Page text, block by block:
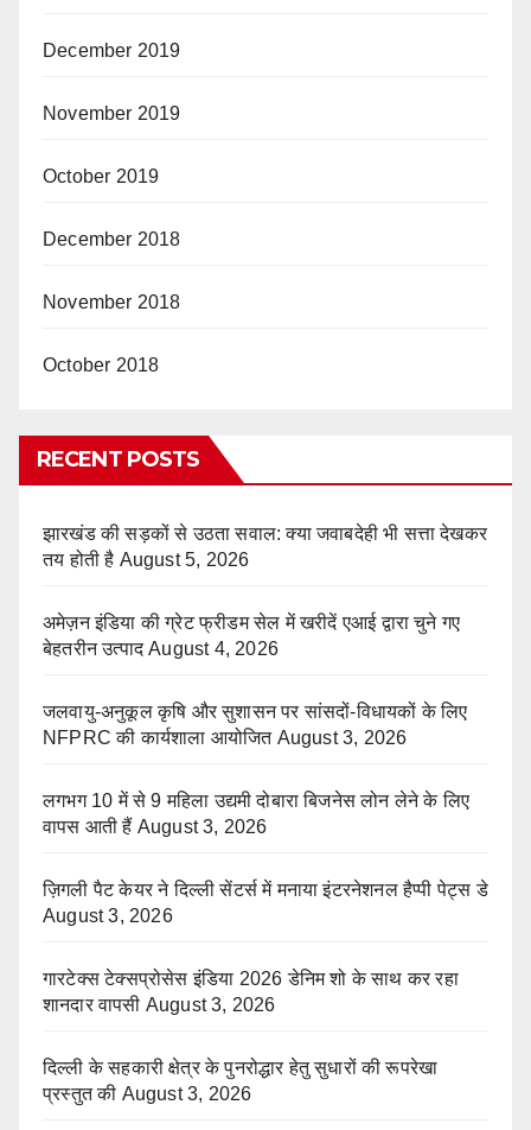
December 2019
November 2019
October 2019
December 2018
November 2018
October 2018
RECENT POSTS
झारखंड की सड़कों से उठता सवाल: क्या जवाबदेही भी सत्ता देखकर
तय होती है August 5, 2026
अमेज़न इंडिया की ग्रेट फ्रीडम सेल में खरीदें एआई द्वारा चुने गए
बेहतरीन उत्पाद August 4, 2026
जलवायु-अनुकूल कृषि और सुशासन पर सांसदों-विधायकों के लिए
NFPRC की कार्यशाला आयोजित August 3, 2026
लगभग 10 में से 9 महिला उद्यमी दोबारा बिजनेस लोन लेने के लिए
वापस आती हैं August 3, 2026
ज़िगली पैट केयर ने दिल्ली सेंटर्स में मनाया इंटरनेशनल हैप्पी पेट्स डे
August 3, 2026
गारटेक्स टेक्सप्रोसेस इंडिया 2026 डेनिम शो के साथ कर रहा
शानदार वापसी August 3, 2026
दिल्ली के सहकारी क्षेत्र के पुनरोद्धार हेतु सुधारों की रूपरेखा
प्रस्तुत की August 3, 2026